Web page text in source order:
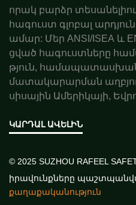
որակ բարձր
հագուստ գլոբալ
ամար: Մեր ANSI/ISEA և
ցված հագուստները
թյուն,
մատակարարման
սիսային Ամերիկայի,
ռաջարկ այսօր:
ԿԱՐԴԱԼ ԱՎԵԼԻՆ
© 2025 SUZHOU RAFEEL
իրավունքները
քաղաքականություն